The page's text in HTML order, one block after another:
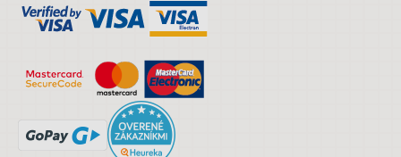
Designová položka